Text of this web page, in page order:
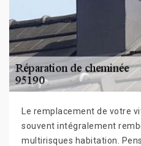
Le remplacement de votre
souvent intégralement
multirisques habitation.